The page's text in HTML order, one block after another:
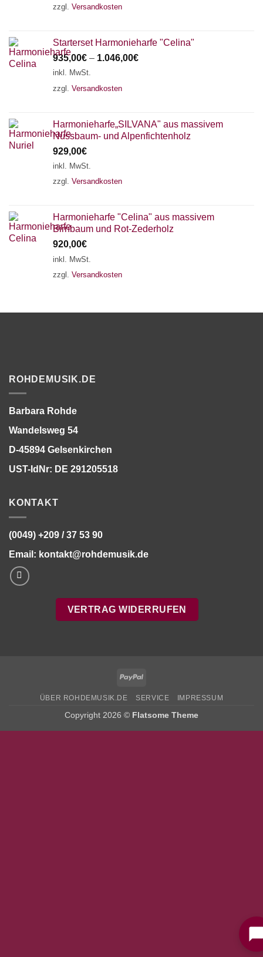
zzgl. Versandkosten
Starterset Harmonieharfe "Celina"
935,00€ – 1.046,00€
inkl. MwSt.
zzgl. Versandkosten
Harmonieharfe„SILVANA" aus massivem
Nussbaum- und Alpenfichtenholz
929,00€
inkl. MwSt.
zzgl. Versandkosten
Harmonieharfe "Celina" aus massivem
Birnbaum und Rot-Zederholz
920,00€
inkl. MwSt.
zzgl. Versandkosten
ROHDEMUSIK.DE
Barbara Rohde
Wandelsweg 54
D-45894 Gelsenkirchen
UST-IdNr: DE 291205518
KONTAKT
(0049) +209 / 37 53 90
Email: kontakt@rohdemusik.de
VERTRAG WIDERRUFEN
PayPal
ÜBER ROHDEMUSIK.DE SERVICE IMPRESSUM
Copyright 2026 © Flatsome Theme